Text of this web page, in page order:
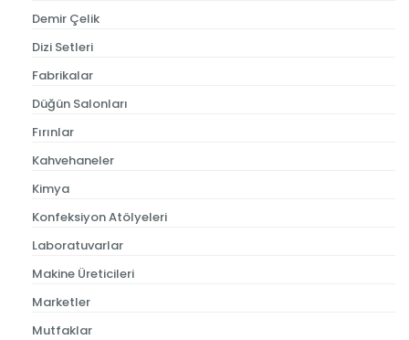
Demir Çelik
Dizi Setleri
Fabrikalar
Düğün Salonları
Fırınlar
Kahvehaneler
Kimya
Konfeksiyon Atölyeleri
Laboratuvarlar
Makine Üreticileri
Marketler
Mutfaklar